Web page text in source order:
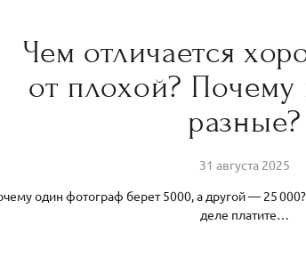
Чем отличается
от плохой? Почему
разные?
31 августа 2025
один фотограф берет 5000, а другой — 25
деле платите…